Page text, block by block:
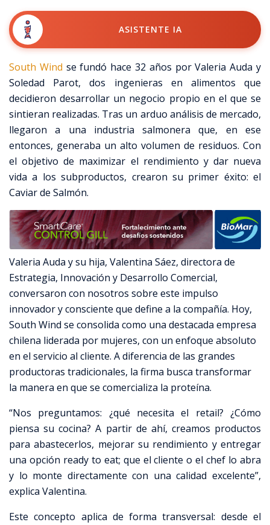
ASISTENTE IA
South Wind se fundó hace 32 años por Valeria Auda y
Soledad Parot, dos ingenieras en alimentos que
decidieron desarrollar un negocio propio en el que se
sintieran realizadas. Tras un arduo análisis de mercado,
llegaron a una industria salmonera que, en ese
entonces, generaba un alto volumen de residuos. Con
el objetivo de maximizar el rendimiento y dar nueva
vida a los subproductos, crearon su primer éxito: el
Caviar de Salmón.
Valeria Auda y su hija, Valentina Sáez, directora de
Estrategia, Innovación y Desarrollo Comercial,
conversaron con nosotros sobre este impulso
innovador y consciente que define a la compañía. Hoy,
South Wind se consolida como una destacada empresa
chilena liderada por mujeres, con un enfoque absoluto
en el servicio al cliente. A diferencia de las grandes
productoras tradicionales, la firma busca transformar
la manera en que se comercializa la proteína.
“Nos preguntamos: ¿qué necesita el retail? ¿Cómo
piensa su cocina? A partir de ahí, creamos productos
para abastecerlos, mejorar su rendimiento y entregar
una opción ready to eat; que el cliente o el chef lo abra
y lo monte directamente con una calidad excelente”,
explica Valentina.
Este concepto aplica de forma transversal: desde el